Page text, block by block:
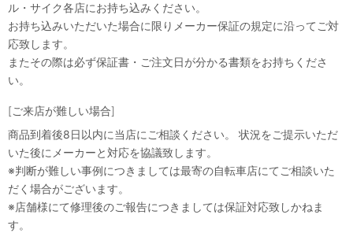
ル・サイク各店にお持ち込みください。
お持ち込みいただいた場合に限りメーカー保証の規定に沿ってご対
応致します。
またその際は必ず保証書・ご注文日が分かる書類をお持ちくださ
い。
[ご来店が難しい場合]
商品到着後8日以内に当店にご相談ください。 状況をご提示いただ
いた後にメーカーと対応を協議致します。
※判断が難しい事例につきましては最寄の自転車店にてご相談いた
だく場合がございます。
※店舗様にて修理後のご報告につきましては保証対応致しかねま
す。